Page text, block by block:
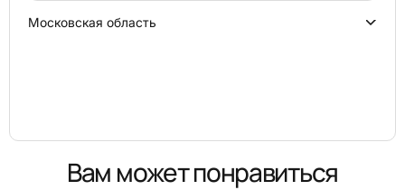
Московская область
Вам может понравиться